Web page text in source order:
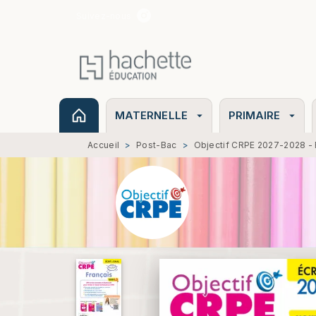
MATERNELLE arrow_drop_down PRIMAIRE arrow_drop_down
Accueil > Post-Bac > Objectif CRPE 2027-2028